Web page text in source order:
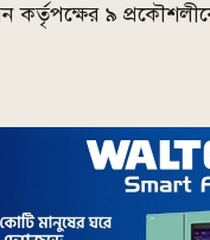
কর্তৃপক্ষের ৯